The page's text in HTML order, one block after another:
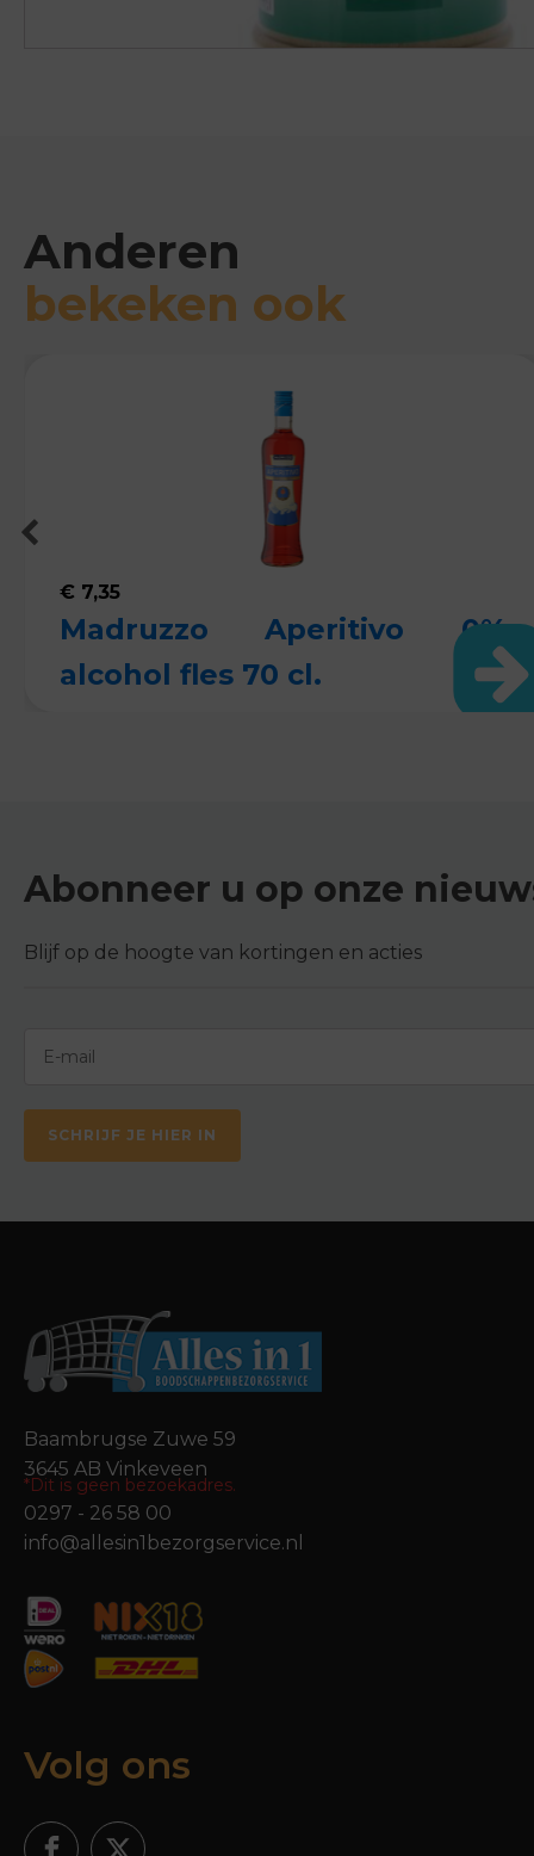
Anderen
bekeken ook
€ 7,35
Madruzzo Aperitivo 0%
alcohol fles 70 cl.
Abonneer u op onze
Blijf op de hoogte van kortingen en acties
SCHRIJF JE HIER IN
Baambrugse Zuwe 59
3645 AB Vinkeveen
*Dit is geen bezoekadres.
0297 - 26 58 00
info@allesin1bezorgservice.nl
Volg ons